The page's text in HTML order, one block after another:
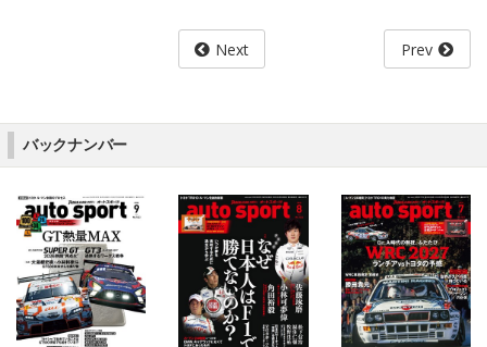
Next Prev
バックナンバー